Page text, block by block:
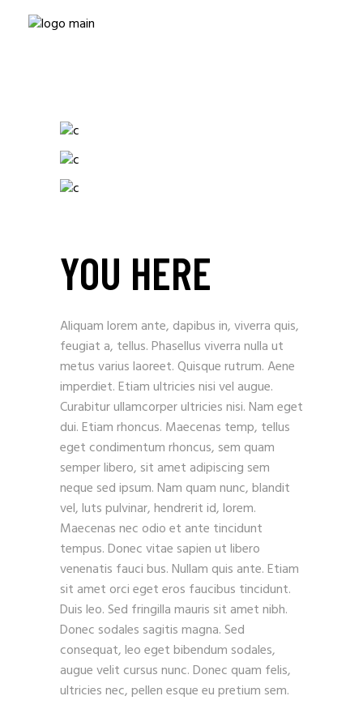
YOU HERE
Aliquam lorem ante, dapibus in, viverra quis,
feugiat a, tellus. Phasellus viverra nulla ut
metus varius laoreet. Quisque rutrum. Aene
imperdiet. Etiam ultricies nisi vel augue.
Curabitur ullamcorper ultricies nisi. Nam eget
dui. Etiam rhoncus. Maecenas temp, tellus
eget condimentum rhoncus, sem quam
semper libero, sit amet adipiscing sem
neque sed ipsum. Nam quam nunc, blandit
vel, luts pulvinar, hendrerit id, lorem.
Maecenas nec odio et ante tincidunt
tempus. Donec vitae sapien ut libero
venenatis fauci bus. Nullam quis ante. Etiam
sit amet orci eget eros faucibus tincidunt.
Duis leo. Sed fringilla mauris sit amet nibh.
Donec sodales sagitis magna. Sed
consequat, leo eget bibendum sodales,
augue velit cursus nunc. Donec quam felis,
ultricies nec, pellen esque eu pretium sem.